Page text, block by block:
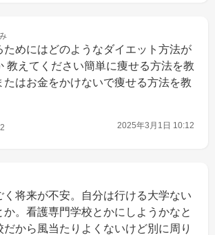
ためにはどのようなダイエット方法が
教えてください簡単に痩せる方法を教
たはお金をかけないで痩せる方法を教
2 2025年3月1日 10:12
く将来が不安。自分は行ける大学ない
か。看護専門学校とかにしようかなと
から風当たりよくないけど別に周り